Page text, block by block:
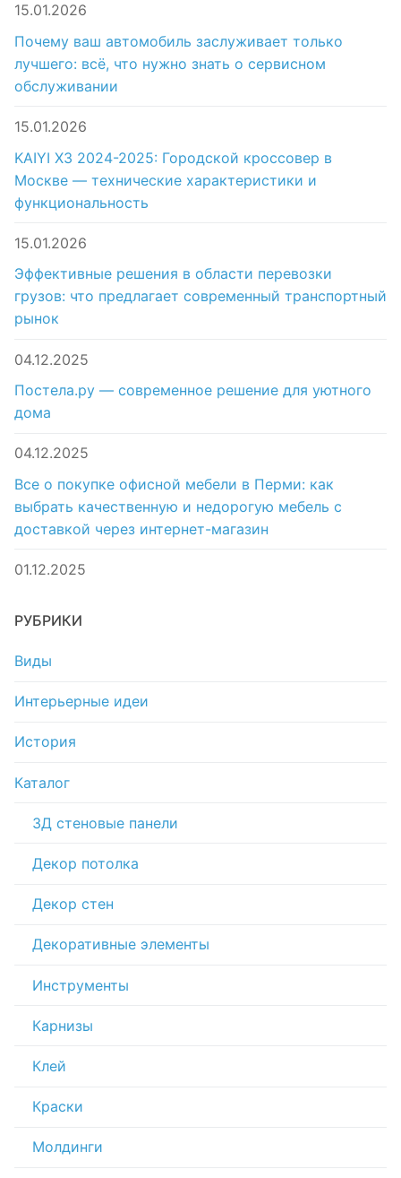
15.01.2026
Почему ваш автомобиль заслуживает только
лучшего: всё, что нужно знать о сервисном
обслуживании
15.01.2026
KAIYI X3 2024-2025: Городской кроссовер в
Москве — технические характеристики и
функциональность
15.01.2026
Эффективные решения в области перевозки
грузов: что предлагает современный транспортный
рынок
04.12.2025
Постела.ру — современное решение для уютного
дома
04.12.2025
Все о покупке офисной мебели в Перми: как
выбрать качественную и недорогую мебель с
доставкой через интернет-магазин
01.12.2025
РУБРИКИ
Виды
Интерьерные идеи
История
Каталог
3Д стеновые панели
Декор потолка
Декор стен
Декоративные элементы
Инструменты
Карнизы
Клей
Краски
Молдинги